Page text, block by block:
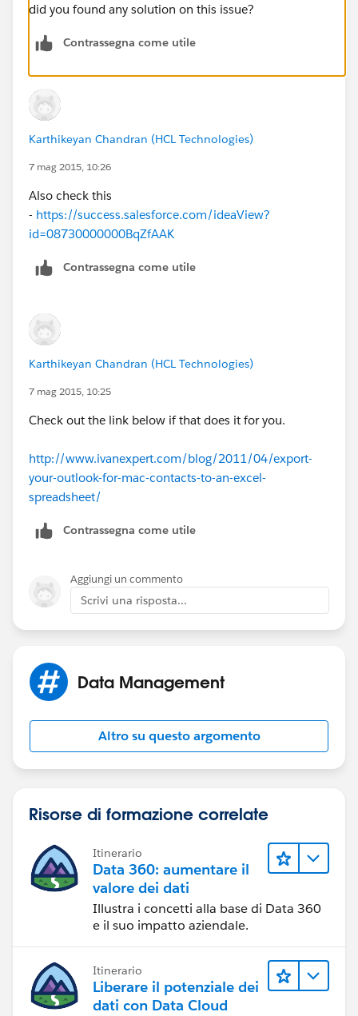
did you found any solution on this issue?
Contrassegna come utile
Karthikeyan Chandran (HCL Technologies)
7 mag 2015, 10:26
Also check this
- https://success.salesforce.com/ideaView?
id=08730000000BqZfAAK
Contrassegna come utile
Karthikeyan Chandran (HCL Technologies)
7 mag 2015, 10:25
Check out the link below if that does it for you.
http://www.ivanexpert.com/blog/2011/04/export-
your-outlook-for-mac-contacts-to-an-excel-
spreadsheet/
Contrassegna come utile
Aggiungi un commento
Scrivi una risposta...
Data Management
Altro su questo argomento
Risorse di formazione correlate
Itinerario
Data 360: aumentare il
valore dei dati
Illustra i concetti alla base di Data 360
e il suo impatto aziendale.
Itinerario
Liberare il potenziale dei
dati con Data Cloud